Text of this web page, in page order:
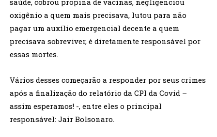
oxigênio a quem mais precisava, lutou para não
pagar um auxílio emergencial decente a quem
precisava sobreviver, é diretamente responsável por
essas mortes.
Vários desses começarão a responder por seus crimes
após a finalização do relatório da CPI da Covid –
assim esperamos! -, entre eles o principal
responsável: Jair Bolsonaro.